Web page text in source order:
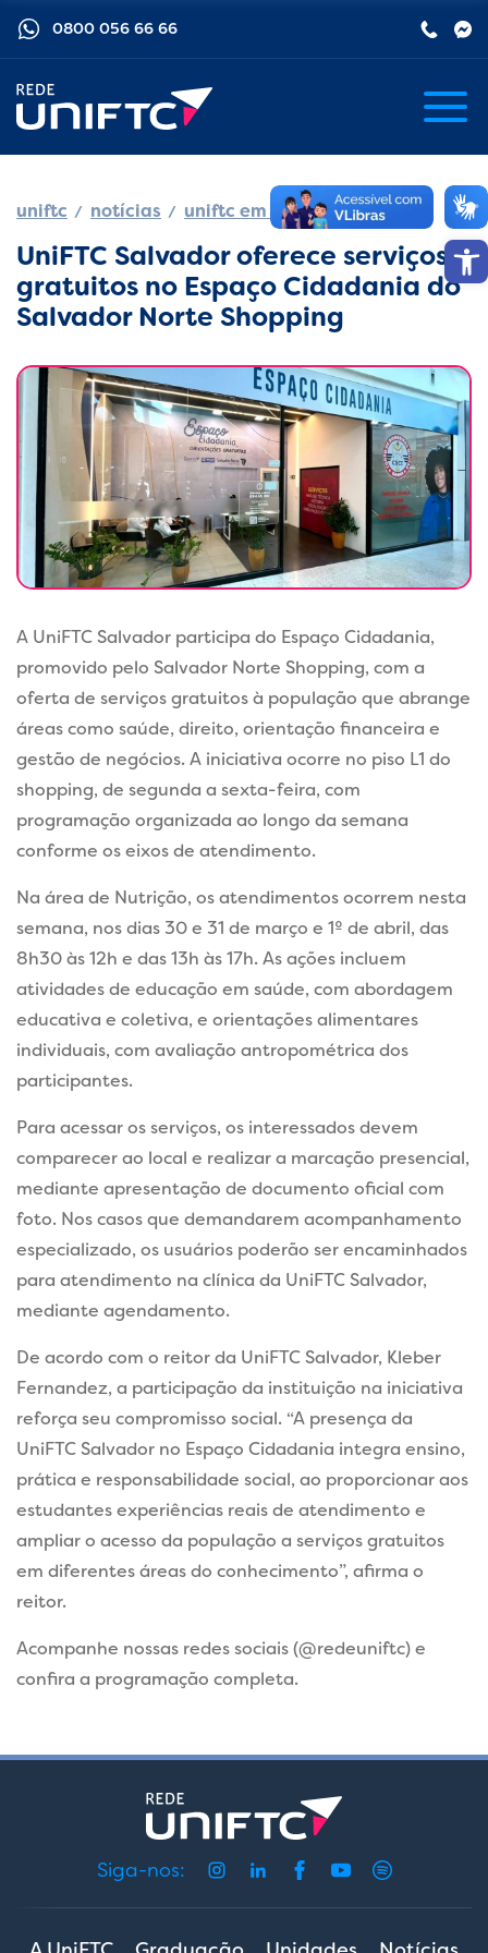
Barra
0800 056 66 66
uniftc notícias uniftc em movimento
UniFTC Salvador oferece serviços
gratuitos no Espaço Cidadania do
Salvador Norte Shopping
A UniFTC Salvador participa do Espaço Cidadania,
promovido pelo Salvador Norte Shopping, com a
oferta de serviços gratuitos à população que abrange
áreas como saúde, direito, orientação financeira e
gestão de negócios. A iniciativa ocorre no piso L1 do
shopping, de segunda a sexta-feira, com
programação organizada ao longo da semana
conforme os eixos de atendimento.
Na área de Nutrição, os atendimentos ocorrem nesta
semana, nos dias 30 e 31 de março e 1º de abril, das
8h30 às 12h e das 13h às 17h. As ações incluem
atividades de educação em saúde, com abordagem
educativa e coletiva, e orientações alimentares
individuais, com avaliação antropométrica dos
participantes.
Para acessar os serviços, os interessados devem
comparecer ao local e realizar a marcação presencial,
mediante apresentação de documento oficial com
foto. Nos casos que demandarem acompanhamento
especializado, os usuários poderão ser encaminhados
para atendimento na clínica da UniFTC Salvador,
mediante agendamento.
De acordo com o reitor da UniFTC Salvador, Kleber
Fernandez, a participação da instituição na iniciativa
reforça seu compromisso social. “A presença da
UniFTC Salvador no Espaço Cidadania integra ensino,
prática e responsabilidade social, ao proporcionar aos
estudantes experiências reais de atendimento e
ampliar o acesso da população a serviços gratuitos
em diferentes áreas do conhecimento”, afirma o
reitor.
Acompanhe nossas redes sociais (@redeuniftc) e
confira a programação completa.
Siga-nos: